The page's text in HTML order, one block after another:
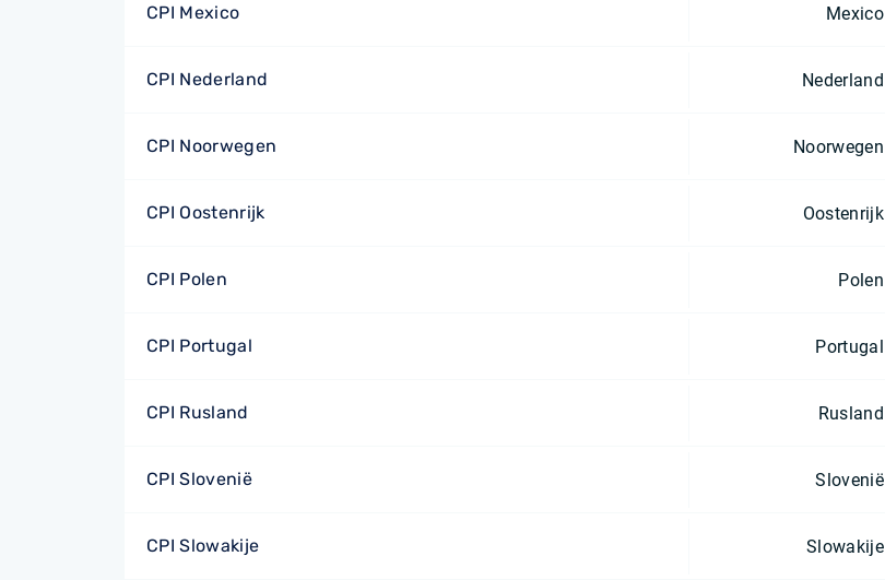
CPI Mexico Mexico
CPI Nederland Nederland
CPI Noorwegen Noorwegen
CPI Oostenrijk Oostenrijk
CPI Polen Polen
CPI Portugal Portugal
CPI Rusland Rusland
CPI Slovenië Slovenië
CPI Slowakije Slowakije